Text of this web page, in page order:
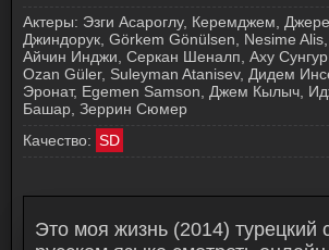
Актеры: Эзги Асароглу, Керемджем,
Джиндорук, Görkem Gönülsen, Nesime
Айчин Инджи, Серкан Шеналп, Аху
Ozan Güler, Suleyman Atanisev, Дидем
Эронат, Egemen Samson, Джем Кылыч,
Башар, Зеррин Сюмер
Качество: SD
Это моя жизнь (2014) турецкий